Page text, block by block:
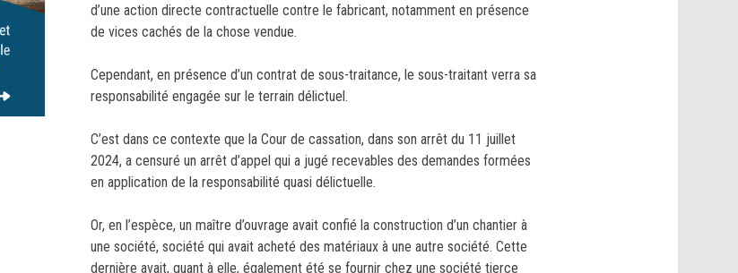
d’une action directe contractuelle contre le fabricant, notamment en présence
de vices cachés de la chose vendue.
Cependant, en présence d’un contrat de sous-traitance, le sous-traitant verra sa
responsabilité engagée sur le terrain délictuel.
C’est dans ce contexte que la Cour de cassation, dans son arrêt du 11 juillet
2024, a censuré un arrêt d’appel qui a jugé recevables des demandes formées
en application de la responsabilité quasi délictuelle.
Or, en l’espèce, un maître d’ouvrage avait confié la construction d’un chantier à
une société, société qui avait acheté des matériaux à une autre société. Cette
dernière avait, quant à elle, également été se fournir chez une société tierce